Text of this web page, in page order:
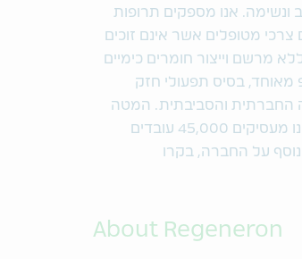
אנו מספקים תרופות
מטופלים אשר אינם זוכים
מרשם וייצור חומרים כימיים
מ-115 שנה עם מערך מו"פ מאוחד, בסיס תפעולי חזק
החברתית והסביבתית. המטה
שלנו ממוקם בישראל, יש לנו מתקני ייצור ומחקר בכל העולם, ואנו מעסיקים 45,000 עובדים
על החברה, בקרו
About Regeneron